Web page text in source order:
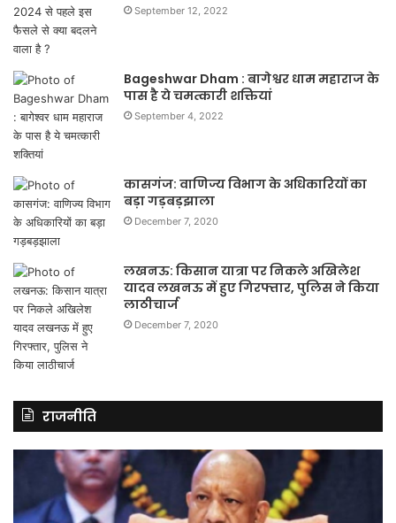
September 12, 2022
Bageshwar Dham : बागेश्वर धाम महाराज के
पास है ये चमत्कारी शक्तियां
September 4, 2022
कासगंज: वाणिज्य विभाग के अधिकारियों का
बड़ा गड़बड़झाला
December 7, 2020
लखनऊ: किसान यात्रा पर निकले अखिलेश
यादव लखनऊ में हुए गिरफ्तार, पुलिस ने किया
लाठीचार्ज
December 7, 2020
राजनीति